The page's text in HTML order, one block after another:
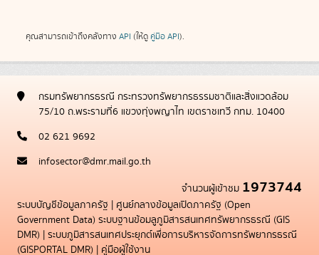
คุณสามารถเข้าถึงคลังทาง API (ให้ดู คู่มือ API).
กรมทรัพยากรธรณี กระทรวงทรัพยากรธรรมชาติและสิ่งแวดล้อม
75/10 ถ.พระรามที่6 แขวงทุ่งพญาไท เขตราชเทวี กทม. 10400
02 621 9692
infosector@dmr.mail.go.th
จำนวนผู้เข้าชม 1973744
ระบบบัญชีข้อมูลภาครัฐ | ศูนย์กลางข้อมูลเปิดภาครัฐ (Open
Government Data) ระบบฐานข้อมลูภูมิสารสนเทศทรัพยากรธรณี (GIS
DMR) | ระบบภูมิสารสนเทศประยุกต์เพื่อการบริหารจัดการทรัพยากรธรณี
(GISPORTAL DMR) | คู่มือผู้ใช้งาน